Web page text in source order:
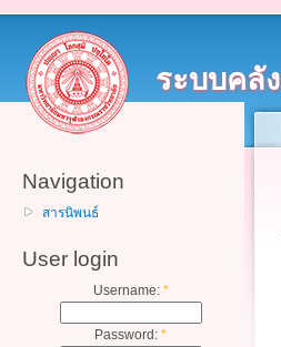
ระบบคลั
Navigation
สารนิพนธ์
User login
Username: *
Password: *